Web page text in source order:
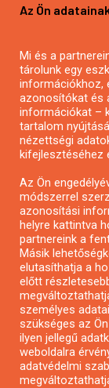
Pályázatírás
Pályázatírás
Specifikus
Pályázatok
Pályázatok
Pályázatok
Önkormányzati
Falusi turizmus
Napelem
GINOP
Az Ön
Mi és a
tárolunk egy
információkhoz,
azonosítókat és
információkat –
tartalom
nézettségi
kifejlesztéséhez
Az Ön
módszerrel
azonosítási
helyre kattintva
partnereink a
Másik
elutasíthatja a
előtt
személyes
szükséges az
ilyen jellegű
weboldalra
adatvédelmi